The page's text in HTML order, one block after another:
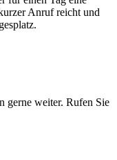
Anruf reicht und
gerne weiter. Rufen Sie